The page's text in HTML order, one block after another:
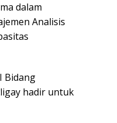
dalam
Analisis
Bidang
hadir untuk